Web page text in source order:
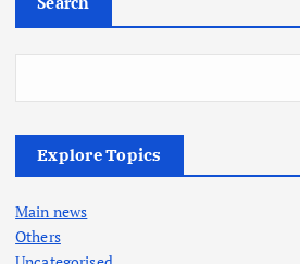
Explore Topics
Main news
Others